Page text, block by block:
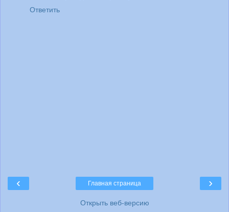
Ответить
‹ ›
Главная страница
Открыть веб-версию